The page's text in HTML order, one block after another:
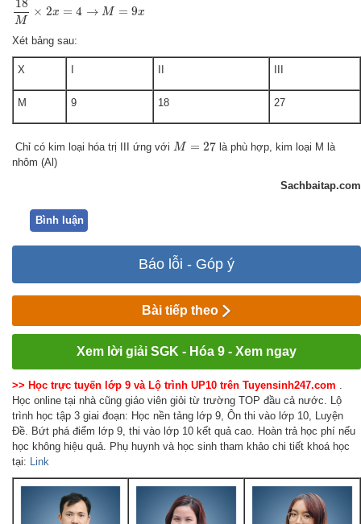
18
M
× 2x = 4 → M = 9x
Xét bảng sau:
X
M 9 18 27
Chỉ có kim loại hóa trị III ứng với M = 27
M= 27
là phù hợp, kim loại M là
nhôm (Al)
Sachbaitap.com
Bình luận
Báo lỗi - Góp ý
Bài tiếp theo
Xem lời giải SGK - Hóa 9 - Xem ngay
>> Học trực tuyến lớp 9 và Lộ trình UP10 trên Tuyensinh247.com
Học online tại nhà cũng giáo viên giỏi từ trường TOP đầu cả nước. Lộ
trình học tập 3 giai đoạn: Học nền tảng lớp 9, Ôn thi vào lớp 10, Luyện
Đề. Bứt phá điểm lớp 9, thi vào lớp 10 kết quả cao. Hoàn trả học phí nếu
học không hiệu quả. Phụ huynh và học sinh tham khảo chi tiết khoá học
tại:
Link